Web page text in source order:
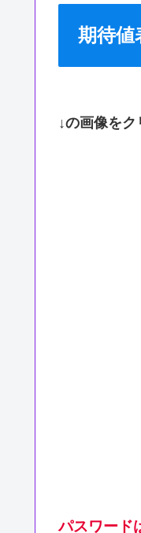
期待値
↓の画像をク
パスワード